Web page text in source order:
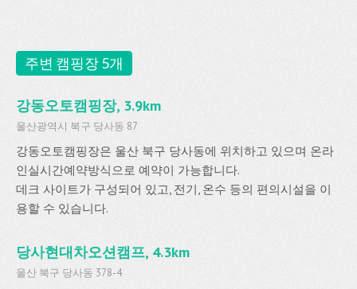
주변 캠핑장 5개
강동오토캠핑장, 3.9km
울산광역시 북구 당사동 87
강동오토캠핑장은 울산 북구 당사동에 위치하고 있으며 온라
인실시간예약방식으로 예약이 가능합니다.
데크 사이트가 구성되어 있고, 전기, 온수 등의 편의시설을 이
용할 수 있습니다.
당사현대차오션캠프, 4.3km
울산 북구 당사동 378-4